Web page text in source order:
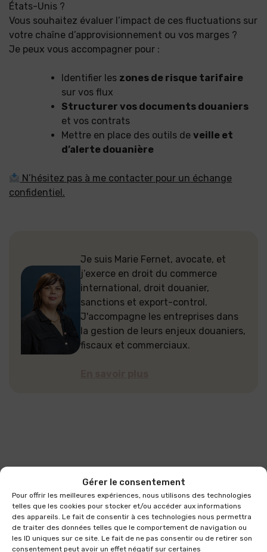
Gérer le consentement
Pour offrir les meilleures expériences, nous utilisons des technologies
telles que les cookies pour stocker et/ou accéder aux informations
des appareils. Le fait de consentir à ces technologies nous permettra
de traiter des données telles que le comportement de navigation ou
les ID uniques sur ce site. Le fait de ne pas consentir ou de retirer son
consentement peut avoir un effet négatif sur certaines
États-Unis ?
Vous souhaitez évaluer l’impact de ces fluctuations sur
votre chaîne d’approvisionnement ou vos marges ?
Je peux vous accompagner pour :
Identifier les zones de risque tarifaire
sur vos flux
Structurer vos documents douaniers
et vos contrats
Mettre en place des outils de veille et
d’alerte douanière
N’hésitez pas à me contacter pour un échange
confidentiel.
Je suis Marie Fernet, avocate, et
j’exerce en droit du commerce
international, droit douanier,
sanctions et export-control.
J'accompagne les entreprises dans
la gestion de leurs enjeux douaniers,
fiscaux et commerciaux.
Et découvrez
également